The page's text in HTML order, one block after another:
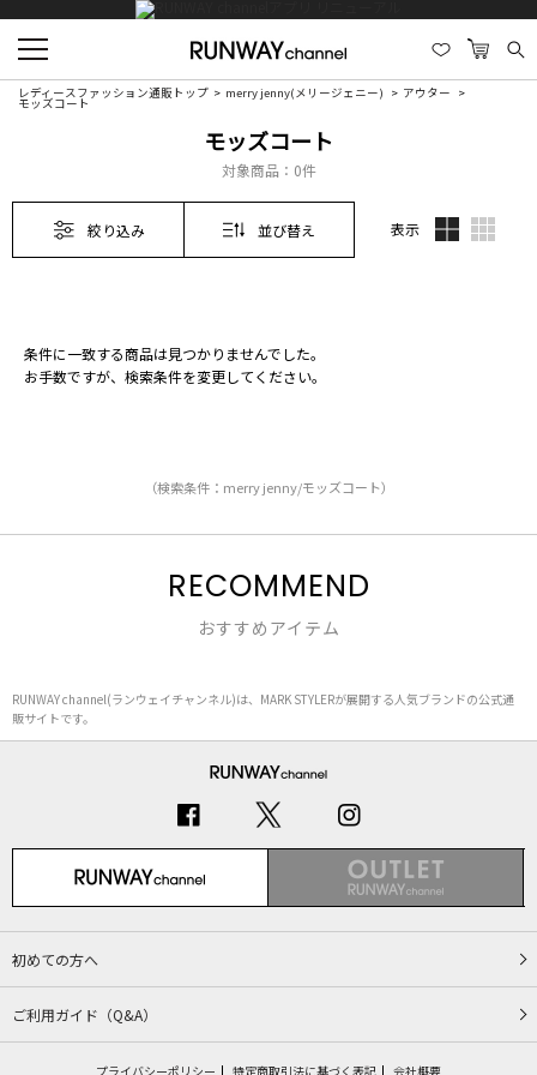
レディースファッション通販トップ merry jenny(メリージェニー) アウター
モッズコート
モッズコート
対象商品： 0件
絞り込み 並び替え 表示
条件に一致する商品は見つかりませんでした。
お手数ですが、検索条件を変更してください。
（検索条件：merry jenny/モッズコート）
RECOMMEND
おすすめアイテム
RUNWAY channel(ランウェイチャンネル)は、MARK STYLERが展開する人気ブランドの公式通
販サイトです。
初めての方へ
ご利用ガイド（Q&A）
プライバシーポリシー 特定商取引法に基づく表記 会社概要